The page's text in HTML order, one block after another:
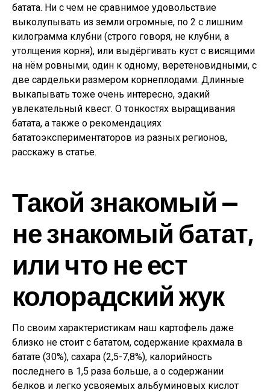
батата. Ни с чем не сравнимое удовольствие
выколупывать из земли огромные, по 2 с лишним
килограмма клубни (строго говоря, не клубни, а
утолщения корня), или выдёргивать куст с висящими
на нём ровными, один к одному, веретеновидными, с
две сардельки размером корнеплодами. Длинные
выкапывать тоже очень интересно, эдакий
увлекательный квест. О тонкостях выращивания
батата, а также о рекомендациях
бататоэкспериментаторов из разных регионов,
расскажу в статье.
Такой знакомый —
не знакомый батат,
или что не ест
колорадский жук
По своим характеристикам наш картофель даже
близко не стоит с бататом, содержание крахмала в
батате (30%), сахара (2,5-7,8%), калорийность
последнего в 1,5 раза больше, а о содержании
белков и легко усвояемых альбуминовых кислот